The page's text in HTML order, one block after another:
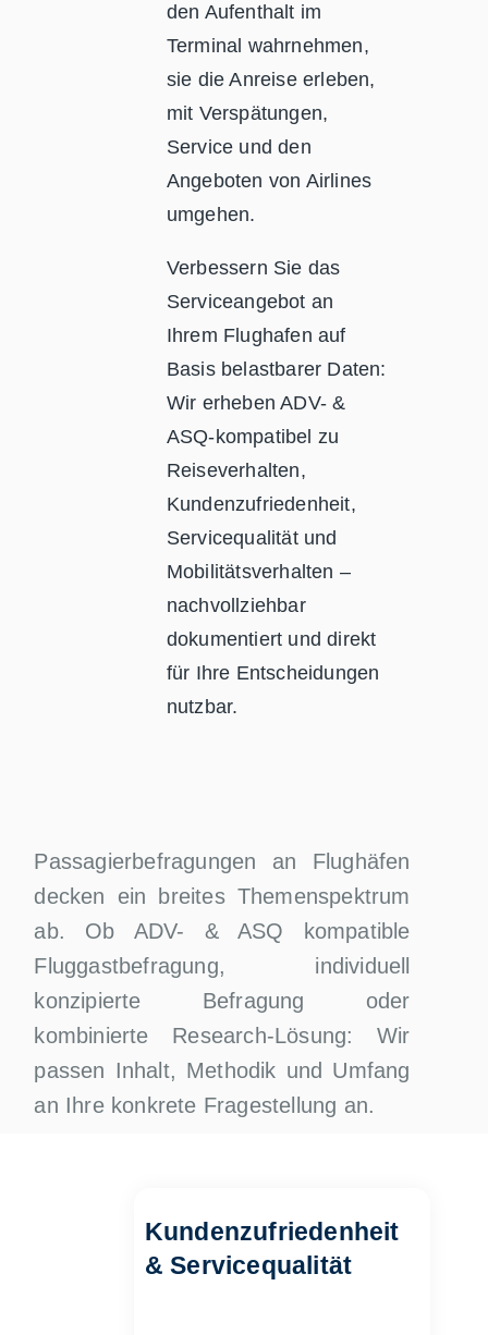
den Aufenthalt im
Terminal wahrnehmen,
sie die Anreise erleben,
mit Verspätungen,
Service und den
Angeboten von Airlines
umgehen.
Verbessern Sie das
Serviceangebot an
Ihrem Flughafen auf
Basis belastbarer Daten:
Wir erheben ADV- &
ASQ-kompatibel zu
Reiseverhalten,
Kundenzufriedenheit,
Servicequalität und
Mobilitätsverhalten –
nachvollziehbar
dokumentiert und direkt
für Ihre Entscheidungen
nutzbar.
Passagierbefragungen an Flughäfen
decken ein breites Themenspektrum
ab. Ob ADV- & ASQ kompatible
Fluggastbefragung, individuell
konzipierte Befragung oder
kombinierte Research-Lösung: Wir
passen Inhalt, Methodik und Umfang
an Ihre konkrete Fragestellung an.
Kundenzufriedenheit
& Servicequalität